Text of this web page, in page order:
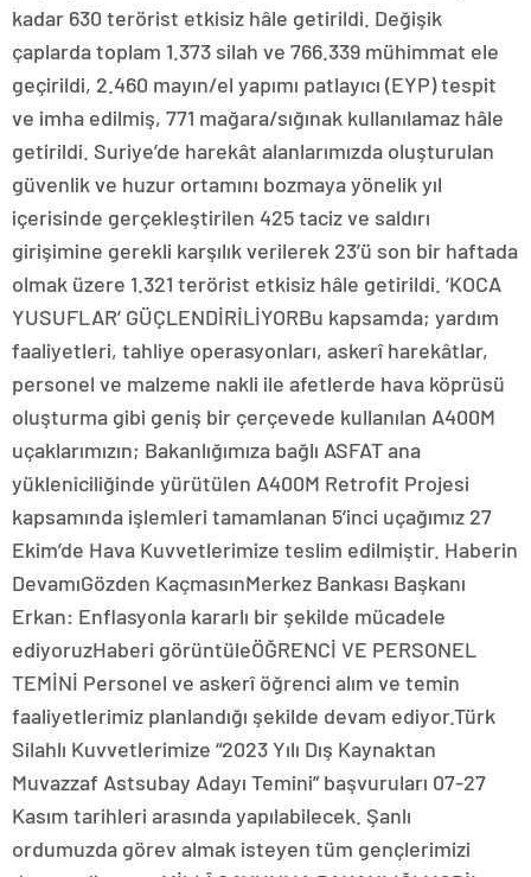
kadar 630 terörist etkisiz hâle getirildi. Değişik
çaplarda toplam 1.373 silah ve 766.339 mühimmat ele
geçirildi, 2.460 mayın/el yapımı patlayıcı (EYP) tespit
ve imha edilmiş, 771 mağara/sığınak kullanılamaz hâle
getirildi. Suriye’de harekât alanlarımızda oluşturulan
güvenlik ve huzur ortamını bozmaya yönelik yıl
içerisinde gerçekleştirilen 425 taciz ve saldırı
girişimine gerekli karşılık verilerek 23’ü son bir haftada
olmak üzere 1.321 terörist etkisiz hâle getirildi. ‘KOCA
YUSUFLAR’ GÜÇLENDİRİLİYORBu kapsamda; yardım
faaliyetleri, tahliye operasyonları, askerî harekâtlar,
personel ve malzeme nakli ile afetlerde hava köprüsü
oluşturma gibi geniş bir çerçevede kullanılan A400M
uçaklarımızın; Bakanlığımıza bağlı ASFAT ana
yükleniciliğinde yürütülen A400M Retrofit Projesi
kapsamında işlemleri tamamlanan 5’inci uçağımız 27
Ekim’de Hava Kuvvetlerimize teslim edilmiştir. Haberin
DevamıGözden KaçmasınMerkez Bankası Başkanı
Erkan: Enflasyonla kararlı bir şekilde mücadele
ediyoruzHaberi görüntüleÖĞRENCİ VE PERSONEL
TEMİNİ Personel ve askerî öğrenci alım ve temin
faaliyetlerimiz planlandığı şekilde devam ediyor.Türk
Silahlı Kuvvetlerimize “2023 Yılı Dış Kaynaktan
Muvazzaf Astsubay Adayı Temini” başvuruları 07-27
Kasım tarihleri arasında yapılabilecek. Şanlı
ordumuzda görev almak isteyen tüm gençlerimizi